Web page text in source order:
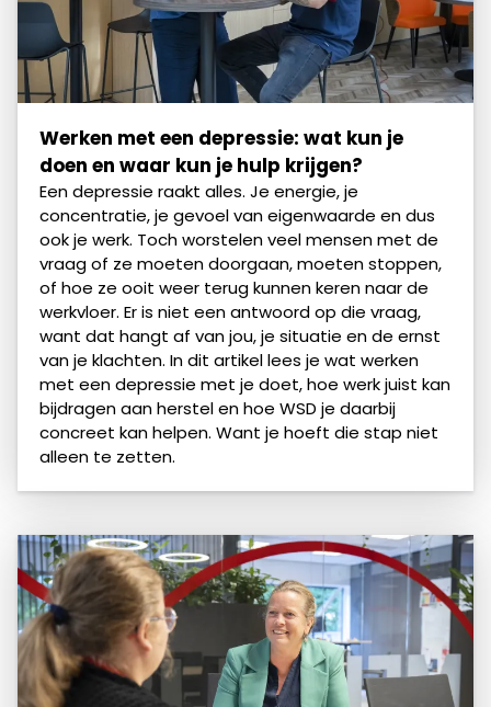
Werken met een depressie: wat kun je
doen en waar kun je hulp krijgen?
Een depressie raakt alles. Je energie, je
concentratie, je gevoel van eigenwaarde en dus
ook je werk. Toch worstelen veel mensen met de
vraag of ze moeten doorgaan, moeten stoppen,
of hoe ze ooit weer terug kunnen keren naar de
werkvloer. Er is niet een antwoord op die vraag,
want dat hangt af van jou, je situatie en de ernst
van je klachten. In dit artikel lees je wat werken
met een depressie met je doet, hoe werk juist kan
bijdragen aan herstel en hoe WSD je daarbij
concreet kan helpen. Want je hoeft die stap niet
alleen te zetten.